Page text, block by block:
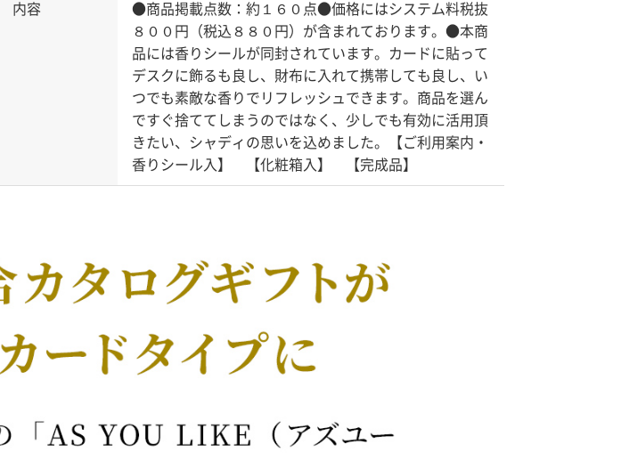
内容
●商品掲載点数：約１６０点●価格にはシステム料税抜
８００円（税込８８０円）が含まれております。●本商
品には香りシールが同封されています。カードに貼って
デスクに飾るも良し、財布に入れて携帯しても良し、い
つでも素敵な香りでリフレッシュできます。商品を選ん
ですぐ捨ててしまうのではなく、少しでも有効に活用頂
きたい、シャディの思いを込めました。【ご利用案内・
香りシール入】 【化粧箱入】 【完成品】